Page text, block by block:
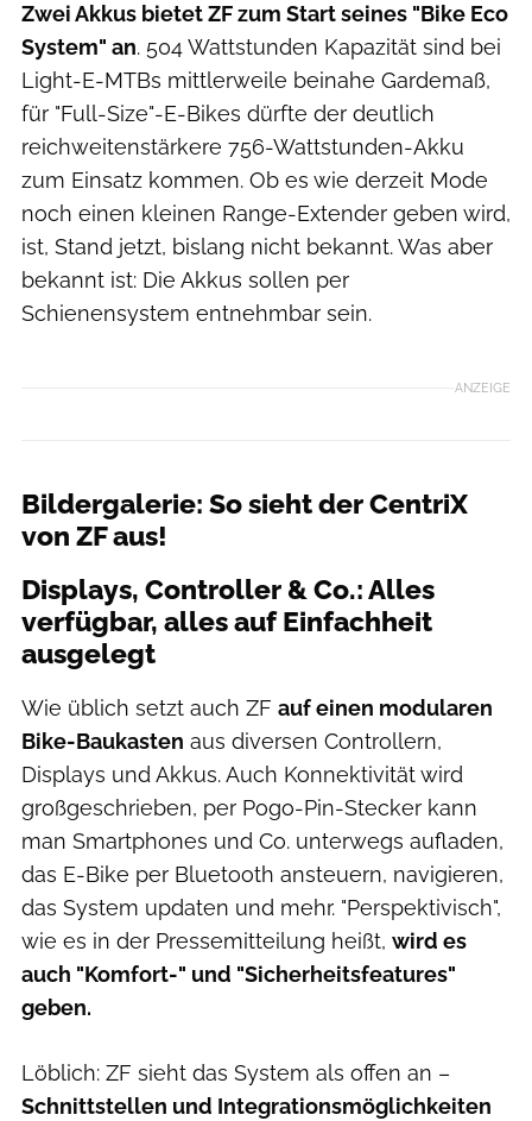
Zwei Akkus bietet ZF zum Start seines "Bike Eco
System" an. 504 Wattstunden Kapazität sind bei
Light-E-MTBs mittlerweile beinahe Gardemaß,
für "Full-Size"-E-Bikes dürfte der deutlich
reichweitenstärkere 756-Wattstunden-Akku
zum Einsatz kommen. Ob es wie derzeit Mode
noch einen kleinen Range-Extender geben wird,
ist, Stand jetzt, bislang nicht bekannt. Was aber
bekannt ist: Die Akkus sollen per
Schienensystem entnehmbar sein.
ANZEIGE
Bildergalerie: So sieht der CentriX
von ZF aus!
Displays, Controller & Co.: Alles
verfügbar, alles auf Einfachheit
ausgelegt
Wie üblich setzt auch ZF auf einen modularen
Bike-Baukasten aus diversen Controllern,
Displays und Akkus. Auch Konnektivität wird
großgeschrieben, per Pogo-Pin-Stecker kann
man Smartphones und Co. unterwegs aufladen,
das E-Bike per Bluetooth ansteuern, navigieren,
das System updaten und mehr. "Perspektivisch",
wie es in der Pressemitteilung heißt, wird es
auch "Komfort-" und "Sicherheitsfeatures"
geben.
Löblich: ZF sieht das System als offen an –
Schnittstellen und Integrationsmöglichkeiten